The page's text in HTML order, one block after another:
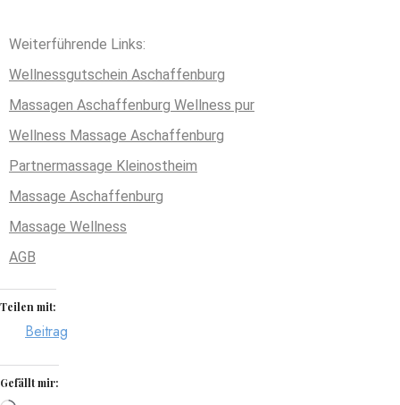
Weiterführende Links:
Wellnessgutschein Aschaffenburg
Massagen Aschaffenburg Wellness pur
Wellness Massage Aschaffenburg
Partnermassage Kleinostheim
Massage Aschaffenburg
Massage Wellness
AGB
Teilen mit:
Beitrag
Gefällt mir: